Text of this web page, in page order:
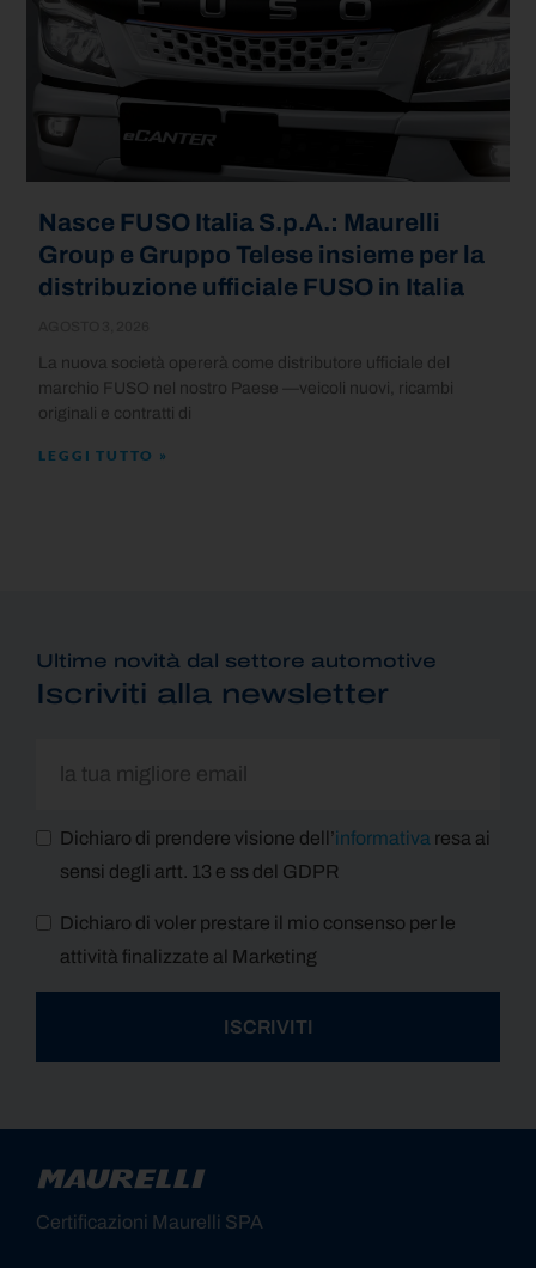
Nasce FUSO Italia S.p.A.: Maurelli
Group e Gruppo Telese insieme per la
distribuzione ufficiale FUSO in Italia
La nuova società opererà come distributore ufficiale del
marchio FUSO nel nostro Paese —veicoli nuovi, ricambi
originali e contratti di
LEGGI TUTTO »
Ultime novità dal settore automotive
Iscriviti alla newsletter
Dichiaro di prendere visione dell’informativa resa ai
sensi degli artt. 13 e ss del GDPR
Dichiaro di voler prestare il mio consenso per le
attività finalizzate al Marketing
ISCRIVITI
Certificazioni Maurelli SPA